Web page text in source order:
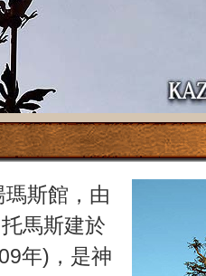
瑪斯館，由
馬斯建於
年)，是神